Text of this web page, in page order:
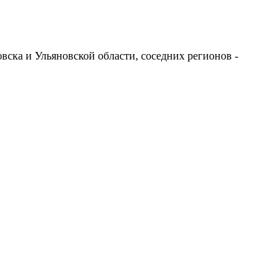
и Ульяновской области, соседних регионов -